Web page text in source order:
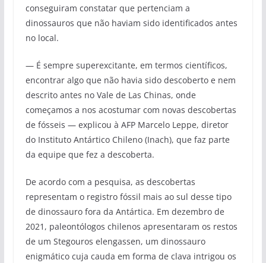
conseguiram constatar que pertenciam a
dinossauros que não haviam sido identificados antes
no local.
— É sempre superexcitante, em termos científicos,
encontrar algo que não havia sido descoberto e nem
descrito antes no Vale de Las Chinas, onde
começamos a nos acostumar com novas descobertas
de fósseis — explicou à AFP Marcelo Leppe, diretor
do Instituto Antártico Chileno (Inach), que faz parte
da equipe que fez a descoberta.
De acordo com a pesquisa, as descobertas
representam o registro fóssil mais ao sul desse tipo
de dinossauro fora da Antártica. Em dezembro de
2021, paleontólogos chilenos apresentaram os restos
de um Stegouros elengassen, um dinossauro
enigmático cuja cauda em forma de clava intrigou os